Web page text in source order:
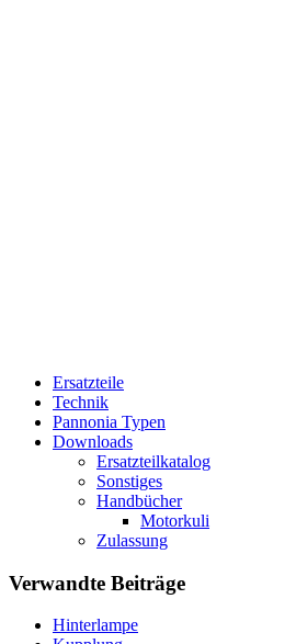
Ersatzteile
Technik
Pannonia Typen
Downloads
Ersatzteilkatalog
Sonstiges
Handbücher
Motorkuli
Zulassung
Verwandte Beiträge
Hinterlampe